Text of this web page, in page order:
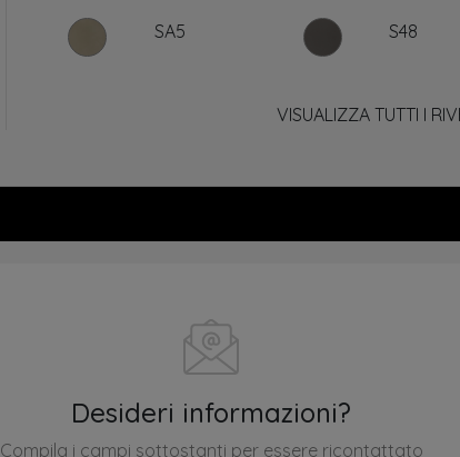
SA5 S48
VISUALIZZA TUTTI I
Desideri informazioni?
Compila i campi sottostanti per essere ricontattato